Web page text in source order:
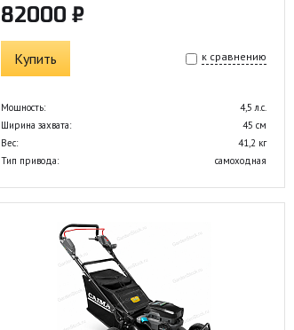
82000 ₽
Купить к сравнению
Мощность:
4,5 л.с.
Ширина захвата:
45 см
Вес:
41,2 кг
Тип привода:
самоходная